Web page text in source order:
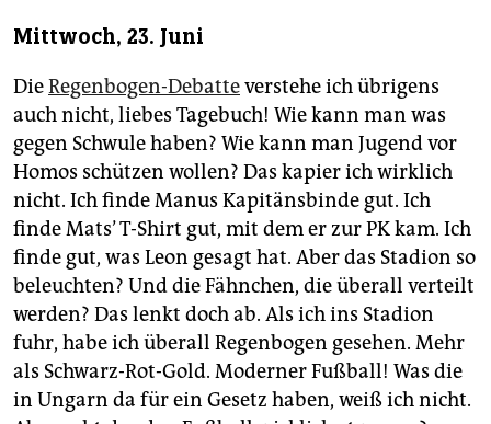
Mittwoch, 23. Juni
DieRegenbogen-Debatteverstehe ich übrigens
auch nicht, liebes Tagebuch! Wie kann man was
gegen Schwule haben? Wie kann man Jugend vor
Homos schützen wollen? Das kapier ich wirklich
nicht. Ich finde Manus Kapitänsbinde gut. Ich
finde Mats’ T-Shirt gut, mit dem er zur PK kam. Ich
finde gut, was Leon gesagt hat. Aber das Stadion so
beleuchten? Und die Fähnchen, die überall verteilt
werden? Das lenkt doch ab. Als ich ins Stadion
fuhr, habe ich überall Regenbogen gesehen. Mehr
als Schwarz-Rot-Gold. Moderner Fußball! Was die
in Ungarn da für ein Gesetz haben, weiß ich nicht.